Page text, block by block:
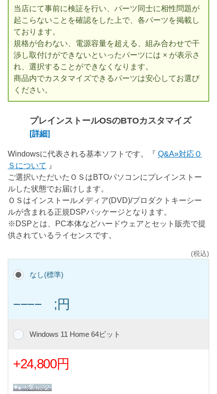
当店にて事前に検証を行い、パーツ同士に相性問題が
起こらないことを確認をした上で、各パーツを掲載し
ております。
規格が合わない、電源容量を超える、組み合わせで干
渉し取付けができないといったパーツには × が表示さ
れ、選択することができなくなります。
商品内でカスタマイズできるパーツは安心してお選び
ください。
プレインストールOSのBTOカスタマイズ
[詳細]
Windowsに代表される基本ソフトです。『 Q&A»対応Ｏ
Ｓについて 』
ご選択いただいたＯＳはBTOパソコンにプレインストー
ルした状態でお届けします。
ＯＳはインストールメディア(DVD)/プロダクトキーシー
ルが含まれる正規DSPパッケージとなります。
※DSPとは、PC本体などハードウェアとセット販売で提
供されているライセンスです。
(税込)
なし(標準)
−−−− ;円
Windows 11 Home 64ビット
+24,800円